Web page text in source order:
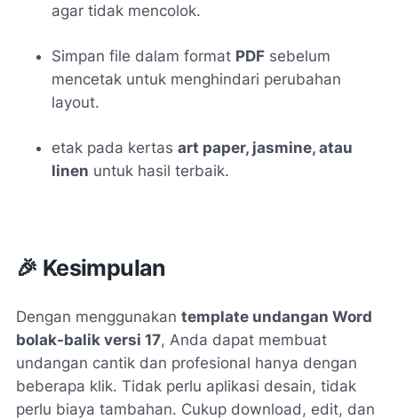
agar tidak mencolok.
Simpan file dalam format PDF sebelum
mencetak untuk menghindari perubahan
layout.
etak pada kertas art paper, jasmine, atau
linen untuk hasil terbaik.
🎉 Kesimpulan
Dengan menggunakan template undangan Word
bolak-balik versi 17, Anda dapat membuat
undangan cantik dan profesional hanya dengan
beberapa klik. Tidak perlu aplikasi desain, tidak
perlu biaya tambahan. Cukup download, edit, dan